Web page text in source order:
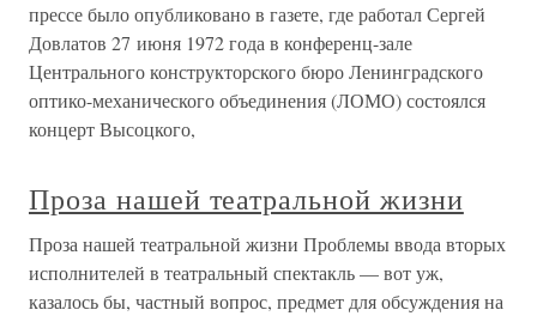
прессе было опубликовано в газете, где работал Сергей
Довлатов 27 июня 1972 года в конференц-зале
Центрального конструкторского бюро Ленинградского
оптико-механического объединения (ЛОМО) состоялся
концерт Высоцкого,
Проза нашей театральной жизни
Проза нашей театральной жизни Проблемы ввода вторых
исполнителей в театральный спектакль — вот уж,
казалось бы, частный вопрос, предмет для обсуждения на